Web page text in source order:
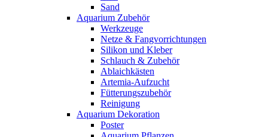
Sand
Aquarium Zubehör
Werkzeuge
Netze & Fangvorrichtungen
Silikon und Kleber
Schlauch & Zubehör
Ablaichkästen
Artemia-Aufzucht
Fütterungszubehör
Reinigung
Aquarium Dekoration
Poster